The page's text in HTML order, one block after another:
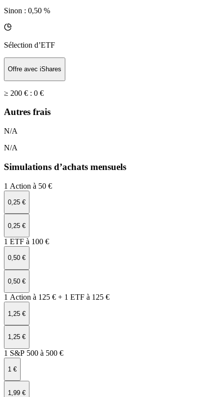
Sinon : 0,50 %
Sélection d’ETF
Offre avec iShares
≥ 200 € : 0 €
Autres frais
N/A
N/A
Simulations d’achats mensuels
1 Action à 50 €
0,25 €
0,25 €
1 ETF à 100 €
0,50 €
0,50 €
1 Action à 125 € + 1 ETF à 125 €
1,25 €
1,25 €
1 S&P 500 à 500 €
1 €
1,99 €